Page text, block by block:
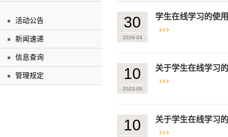
活动公告
新闻速递
信息查询
管理规定
30
2026-04
学生在线学习的使
10
2023-05
关于学生在线学习
10 关于学生在线学习